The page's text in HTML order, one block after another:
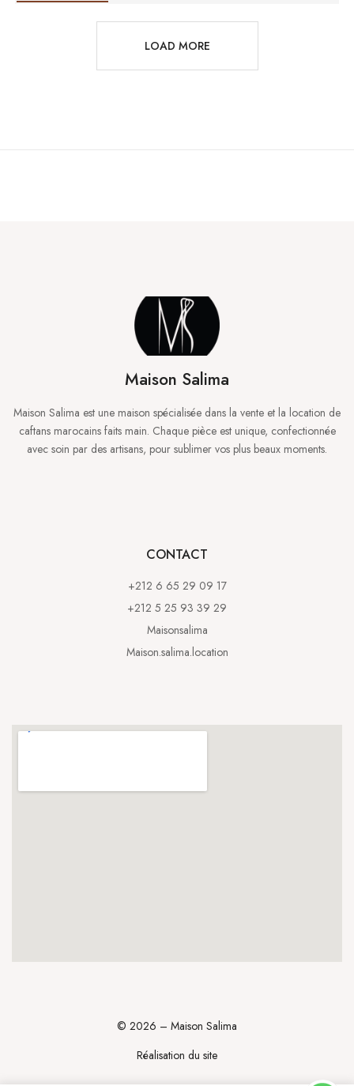
LOAD MORE
Maison Salima
Maison Salima est une maison spécialisée dans la vente et la location de
caftans marocains faits main. Chaque pièce est unique, confectionnée
avec soin par des artisans, pour sublimer vos plus beaux moments.
CONTACT
+212 6 65 29 09 17
+212 5 25 93 39 29
Maisonsalima
Maison.salima.location
© 2026 – Maison Salima
Réalisation du site